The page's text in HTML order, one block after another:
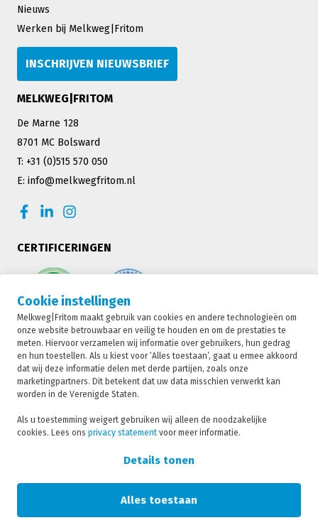
Cookie instellingen
Melkweg|Fritom maakt gebruik van cookies en andere technologieën om
onze website betrouwbaar en veilig te houden en om de prestaties te
meten. Hiervoor verzamelen wij informatie over gebruikers, hun gedrag
en hun toestellen. Als u kiest voor ‘Alles toestaan’, gaat u ermee akkoord
dat wij deze informatie delen met derde partijen, zoals onze
marketingpartners. Dit betekent dat uw data misschien verwerkt kan
worden in de Verenigde Staten.
Als u toestemming weigert gebruiken wij alleen de noodzakelijke
cookies. Lees onsprivacy statement voor meer informatie.
Details tonen
Alles toestaan
Nieuws
Werken bij Melkweg|Fritom
INSCHRIJVEN NIEUWSBRIEF
MELKWEG|FRITOM
De Marne 128
8701 MC Bolsward
T: +31 (0)515 570 050
E: info@melkwegfritom.nl
CERTIFICERINGEN
Melkweg|Fritom is onderdeel van de Fritom Group
Privacy statement